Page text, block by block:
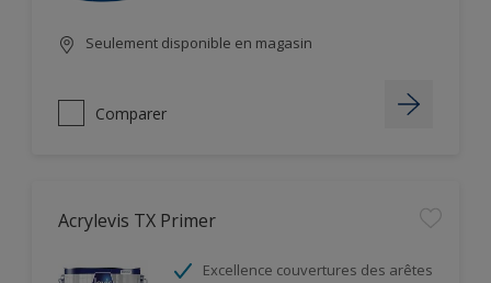
Seulement disponible en magasin
Comparer
Acrylevis TX Primer
Excellence couvertures des arêtes